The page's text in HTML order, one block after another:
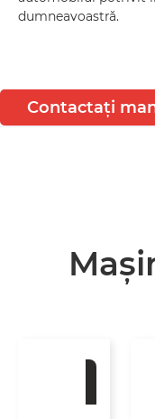
dumneavoastră.
Contactați